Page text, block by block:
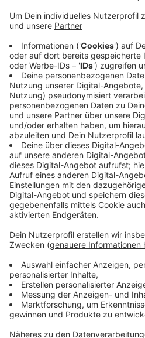
Immer auf dem
Verpass' nichts mehr - mit
ANTENNE BAYERN
Lifestyle oder unsere
Zum Newsletter